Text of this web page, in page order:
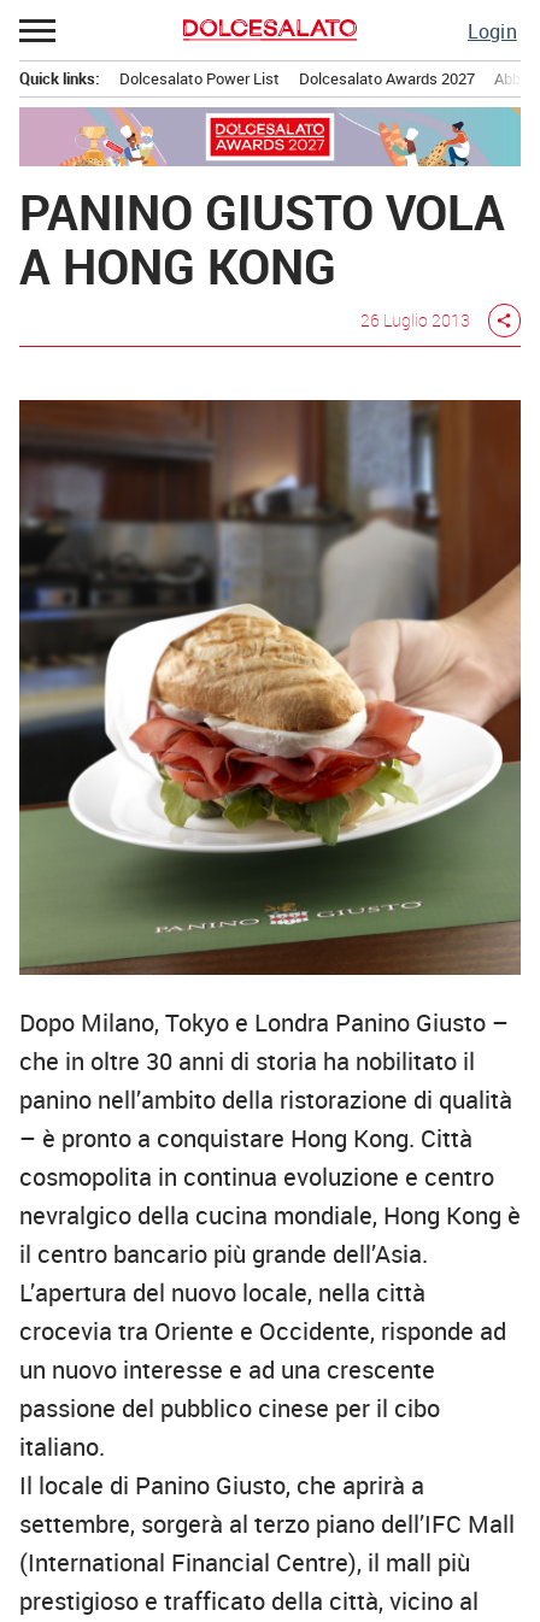
Passa
al
contenuto
Login
principale
Quick links: Dolcesalato Power List Dolcesalato Awards 2027
PANINO GIUSTO VOLA
A HONG KONG
26 Luglio 2013 share
Dopo Milano, Tokyo e Londra Panino Giusto –
che in oltre 30 anni di storia ha nobilitato il
panino nell’ambito della ristorazione di qualità
– è pronto a conquistare Hong Kong. Città
cosmopolita in continua evoluzione e centro
nevralgico della cucina mondiale, Hong Kong è
il centro bancario più grande dell’Asia.
L’apertura del nuovo locale, nella città
crocevia tra Oriente e Occidente, risponde ad
un nuovo interesse e ad una crescente
passione del pubblico cinese per il cibo
italiano.
Il locale di Panino Giusto, che aprirà a
settembre, sorgerà al terzo piano dell’IFC Mall
(International Financial Centre), il mall più
prestigioso e trafficato della città, vicino al